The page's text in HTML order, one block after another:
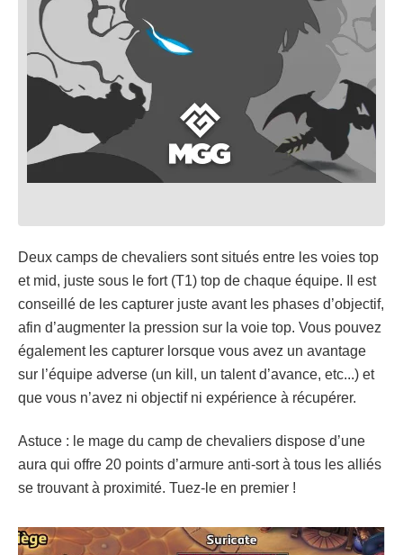
Deux camps de chevaliers sont situés entre les voies top
et mid, juste sous le fort (T1) top de chaque équipe. Il est
conseillé de les capturer juste avant les phases d’objectif,
afin d’augmenter la pression sur la voie top. Vous pouvez
également les capturer lorsque vous avez un avantage
sur l’équipe adverse (un kill, un talent d’avance, etc...) et
que vous n’avez ni objectif ni expérience à récupérer.
Astuce : le mage du camp de chevaliers dispose d’une
aura qui offre 20 points d’armure anti-sort à tous les alliés
se trouvant à proximité. Tuez-le en premier !